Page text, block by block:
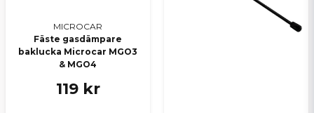
MICROCAR
Fäste gasdämpare
baklucka Microcar MGO3
& MGO4
119 kr